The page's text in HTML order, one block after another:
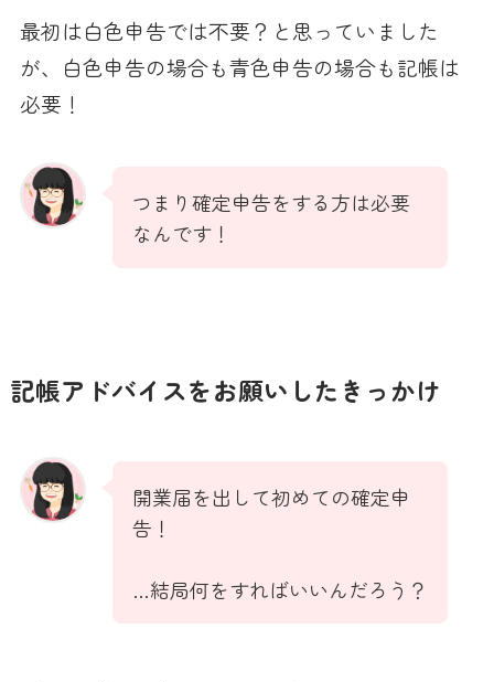
最初は白色申告では不要？と思っていました
が、白色申告の場合も青色申告の場合も記帳は
必要！
つまり確定申告をする方は必要
なんです！
記帳アドバイスをお願いしたきっかけ
開業届を出して初めての確定申
告！
…結局何をすればいいんだろう？